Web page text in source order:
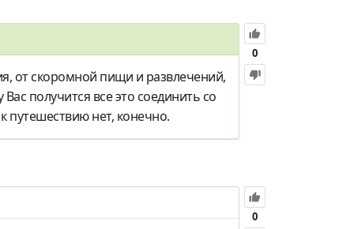
0
от скоромной пищи и развлечений,
получится все это соединить со
путешествию нет, конечно.
0